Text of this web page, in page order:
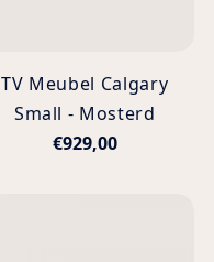
TV Meubel Calgary
Small - Mosterd
€929,00